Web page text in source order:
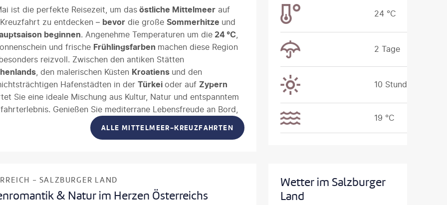
ist die perfekte Reisezeit, um dasöstliche Mittelmeer auf
zu entdecken – bevor die große Sommerhitze und
beginnen. Angenehme Temperaturen um die 24 °C,
und frische Frühlingsfarben machen diese Region
reizvoll. Zwischen den antiken Stätten
, den malerischen Küsten Kroatiens und den
Hafenstädten in der Türkei oder auf Zypern
Sie eine ideale Mischung aus Kultur, Natur und entspanntem
Genießen Sie mediterrane Lebensfreude an Bord,
Sie durch charmante Altstädte wie
Sie sich von der Vielfalt der Regionen verzaubern.
ALLE MITTELMEER-KREUZFAHRTEN
24 °C
2 Tage
10 Stunden
19 °C
- SALZBURGER LAND
& Natur im Herzen Österreichs
Wetter im Salzburger
Land